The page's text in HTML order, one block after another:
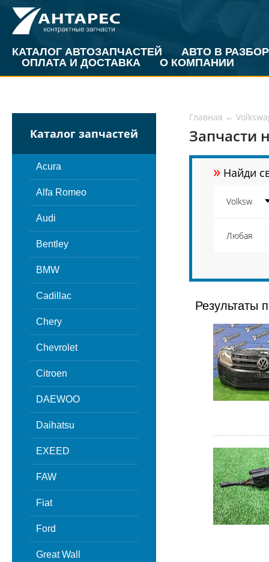
КАТАЛОГ АВТОЗАПЧАСТЕЙ
АВТО В РАЗБОР
ОПЛАТА И ДОСТАВКА
О КОМПАНИИ
Каталог запчастей
Acura
Alfa Romeo
Audi
Bentley
BMW
Cadillac
Chery
Chevrolet
Citroen
DAEWOO
Daihatsu
EXEED
FAW
Fiat
Ford
Great Wall
Главная ←
Запчасти
» Найди
Результаты